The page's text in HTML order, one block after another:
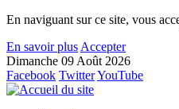
En naviguant sur ce site, vous
En savoir plus Accepter
Dimanche 09 Août 2026
Facebook TwitterYouTube